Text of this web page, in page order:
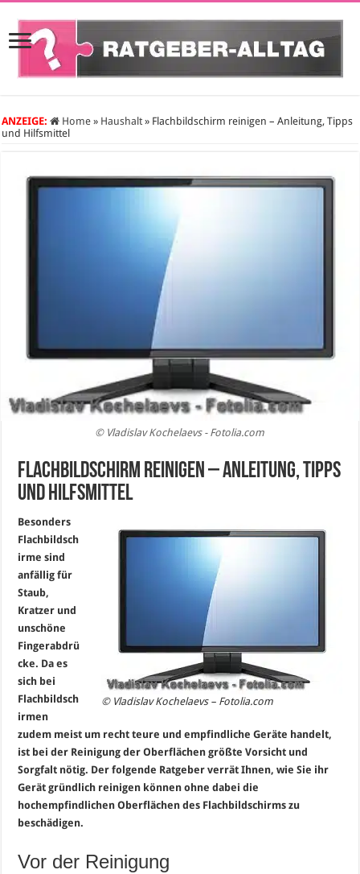
ANZEIGE: Home » Haushalt » Flachbildschirm reinigen – Anleitung, Tipps
und Hilfsmittel
© Vladislav Kochelaevs - Fotolia.com
Flachbildschirm reinigen – Anleitung, Tipps
und Hilfsmittel
© Vladislav Kochelaevs – Fotolia.com
Besonders
Flachbildsch
irme sind
anfällig für
Staub,
Kratzer und
unschöne
Fingerabdrü
cke. Da es
sich bei
Flachbildsch
irmen
zudem meist um recht teure und empfindliche Geräte handelt,
ist bei der Reinigung der Oberflächen größte Vorsicht und
Sorgfalt nötig. Der folgende Ratgeber verrät Ihnen, wie Sie ihr
Gerät gründlich reinigen können ohne dabei die
hochempfindlichen Oberflächen des Flachbildschirms zu
beschädigen.
Vor der Reinigung